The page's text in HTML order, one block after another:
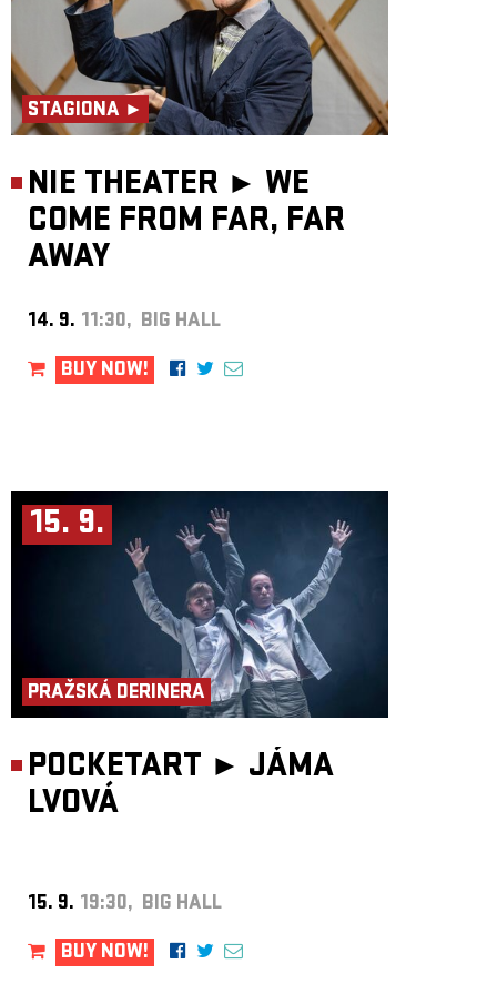
STAGIONA ►
NIE THEATER ► WE
COME FROM FAR, FAR
AWAY
14. 9. 11:30, BIG HALL
BUY NOW!
15. 9.
PRAŽSKÁ DERINERA
POCKETART ► JÁMA
LVOVÁ
15. 9. 19:30, BIG HALL
BUY NOW!